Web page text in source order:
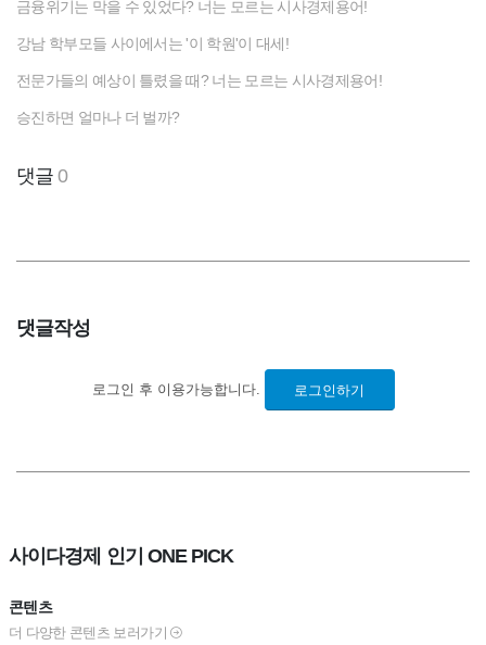
금융위기는 막을 수 있었다? 너는 모르는 시사경제용어!
강남 학부모들 사이에서는 '이 학원'이 대세!
전문가들의 예상이 틀렸을 때? 너는 모르는 시사경제용어!
승진하면 얼마나 더 벌까?
댓글0
댓글작성
로그인 후 이용가능합니다. 로그인하기
사이다경제 인기 ONE PICK
콘텐츠
더 다양한 콘텐츠 보러가기